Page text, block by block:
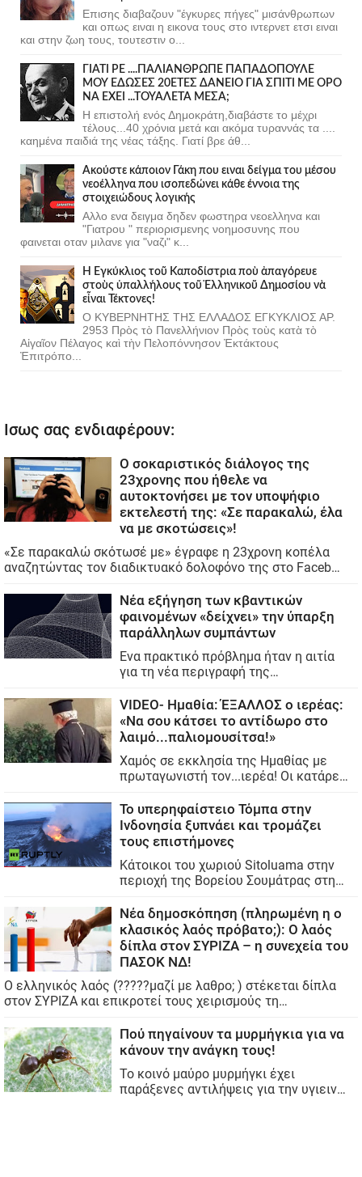
Επισης διαβαζουν "έγκυρες πήγες" μισάνθρωπων
και οπως ειναι η εικονα τους στο ιντερνετ ετσι ειναι
και στην ζωη τους, τουτεστιν ο...
ΓΙΑΤΙ ΡΕ ....ΠΑΛΙΑΝΘΡΩΠΕ ΠΑΠΑΔΟΠΟΥΛΕ
ΜΟΥ ΕΔΩΣΕΣ 20ΕΤΕΣ ΔΑΝΕΙΟ ΓΙΑ ΣΠΙΤΙ ΜΕ ΟΡΟ
ΝΑ ΕΧΕΙ ...ΤΟΥΑΛΕΤΑ ΜΕΣΑ;
Η επιστολή ενός Δημοκράτη,διαβάστε το μέχρι
τέλους...40 χρόνια μετά και ακόμα τυραννάς τα ....
καημένα παιδιά της νέας τάξης. Γιατί βρε άθ...
Ακούστε κάποιον Γάκη που ειναι δείγμα του μέσου
νεοέλληνα που ισοπεδώνει κάθε έννοια της
στοιχειώδους λογικής
Αλλο ενα δειγμα δηδεν φωστηρα νεοελληνα και
"Γιατρου " περιορισμενης νοημοσυνης που
φαινεται οταν μιλανε για "ναζι" κ...
Ἡ Ἐγκύκλιος τοῦ Καποδίστρια ποὺ ἀπαγόρευε
στοὺς ὑπαλλήλους τοῦ Ἑλληνικοῦ Δημοσίου νὰ
εἶναι Τέκτονες!
Ο ΚΥΒΕΡΝΗΤΗΣ ΤΗΣ ΕΛΛΑΔΟΣ ΕΓΚΥΚΛΙΟΣ ΑΡ.
2953 Πρὸς τὸ Πανελλήνιον Πρὸς τοὺς κατὰ τὸ
Αἰγαῖον Πέλαγος καὶ τὴν Πελοπόννησον Ἐκτάκτους
Ἐπιτρόπο...